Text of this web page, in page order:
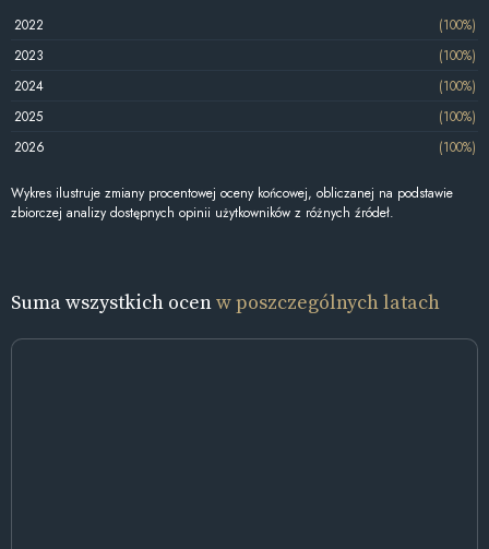
2022
(100%)
2023
(100%)
2024
(100%)
2025
(100%)
2026
(100%)
Wykres ilustruje zmiany procentowej oceny końcowej, obliczanej na podstawie
zbiorczej analizy dostępnych opinii użytkowników z różnych źródeł.
Suma wszystkich ocenw poszczególnych latach